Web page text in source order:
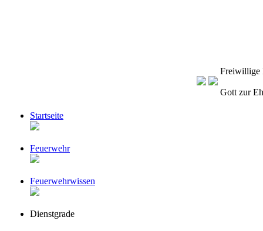
Freiwillige
Gott zur
Startseite
Feuerwehr
Feuerwehrwissen
Dienstgrade